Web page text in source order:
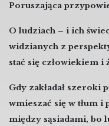
Poruszająca
O ludziach – i ich
widzianych z
stać się człowiekiem i
Gdy zakładał szeroki
wmieszać się w tłum
między sąsiadami, bo